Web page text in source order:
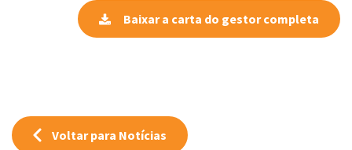
Baixar a carta do gestor completa
Voltar para Notícias